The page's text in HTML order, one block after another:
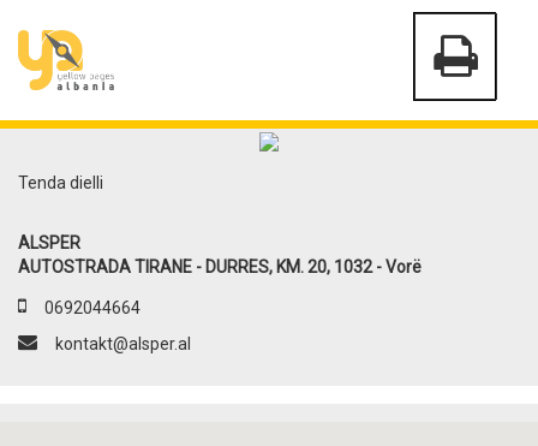
Tenda dielli
ALSPER
AUTOSTRADA TIRANE - DURRES, KM. 20, 1032 - Vorë
0692044664
kontakt@alsper.al